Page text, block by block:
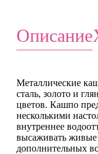
Описание
Металлические
сталь, золото и
цветов. Кашпо
несколькими
внутреннее
высаживать живые
дополнительных